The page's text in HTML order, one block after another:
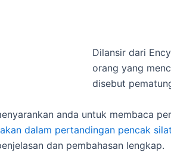
Dilansir dari
orang yang
disebut
anda untuk membaca
dalam pertandingan pencak
dan pembahasan lengkap.